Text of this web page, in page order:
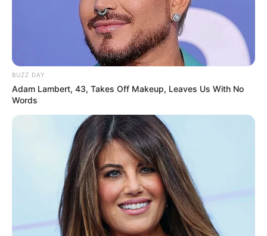
BUZZ DAY
Adam Lambert, 43, Takes Off Makeup, Leaves Us With No
Words